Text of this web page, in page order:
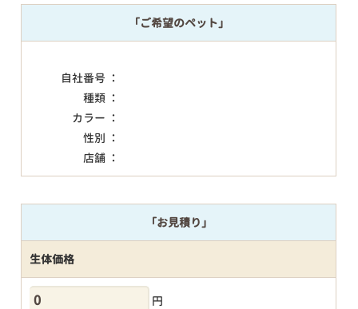
「ご希望のペット」
自社番号 ：
種類 ：
カラー ：
性別 ：
店舗 ：
「お見積り」
生体価格
円